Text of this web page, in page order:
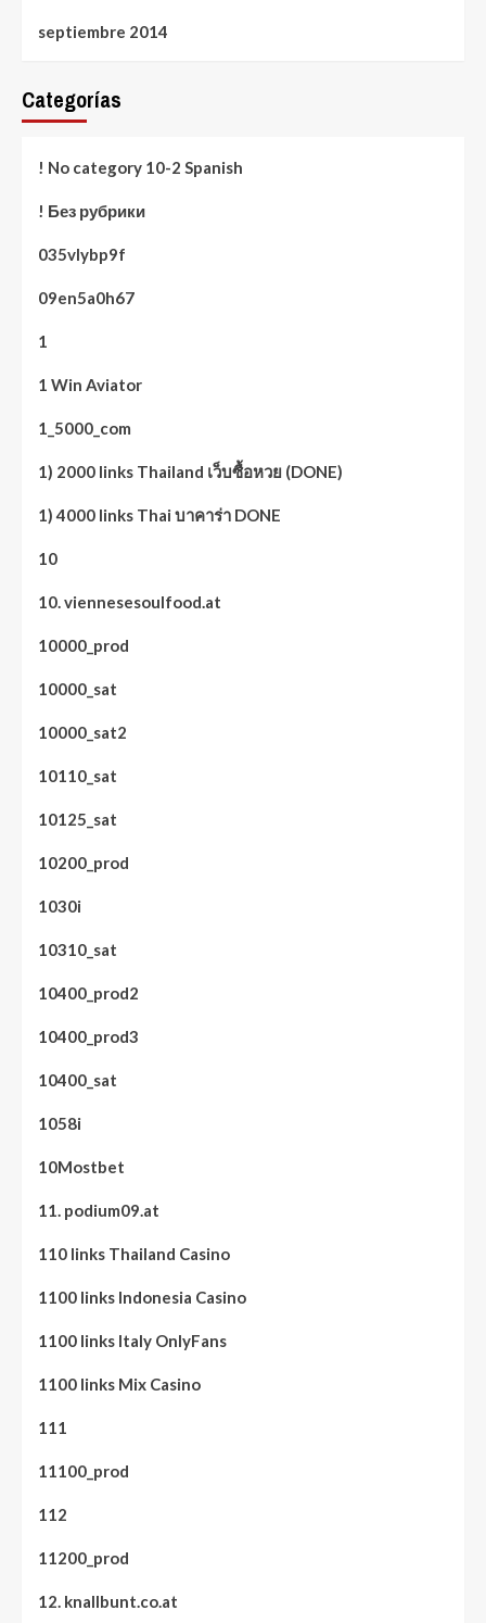
septiembre 2014
Categorías
! No category 10-2 Spanish
! Без рубрики
035vlybp9f
09en5a0h67
1
1 Win Aviator
1_5000_com
1) 2000 links Thailand เว็บซื้อหวย (DONE)
1) 4000 links Thai บาคาร่า DONE
10
10. viennesesoulfood.at
10000_prod
10000_sat
10000_sat2
10110_sat
10125_sat
10200_prod
1030i
10310_sat
10400_prod2
10400_prod3
10400_sat
1058i
10Mostbet
11. podium09.at
110 links Thailand Casino
1100 links Indonesia Casino
1100 links Italy OnlyFans
1100 links Mix Casino
111
11100_prod
112
11200_prod
12. knallbunt.co.at